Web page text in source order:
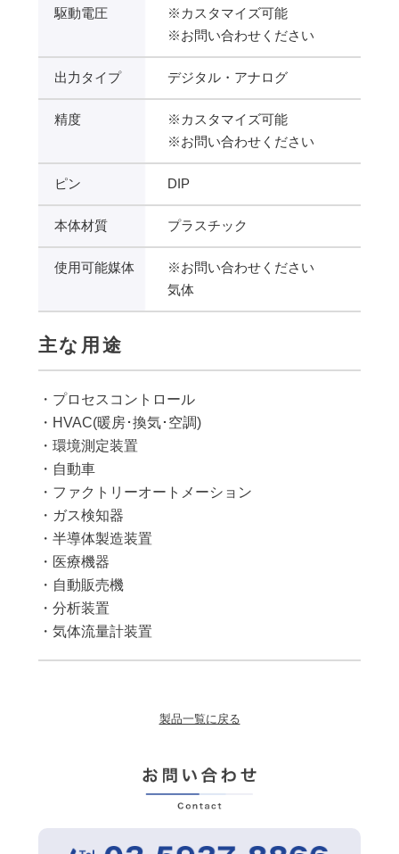
駆動電圧
※カスタマイズ可能
※お問い合わせください
出力タイプ デジタル・アナログ
精度
※カスタマイズ可能
※お問い合わせください
ピン DIP
本体材質 プラスチック
使用可能媒体
※お問い合わせください
気体
主な用途
・プロセスコントロール
・HVAC(暖房･換気･空調)
・環境測定装置
・自動車
・ファクトリーオートメーション
・ガス検知器
・半導体製造装置
・医療機器
・自動販売機
・分析装置
・気体流量計装置
製品一覧に戻る